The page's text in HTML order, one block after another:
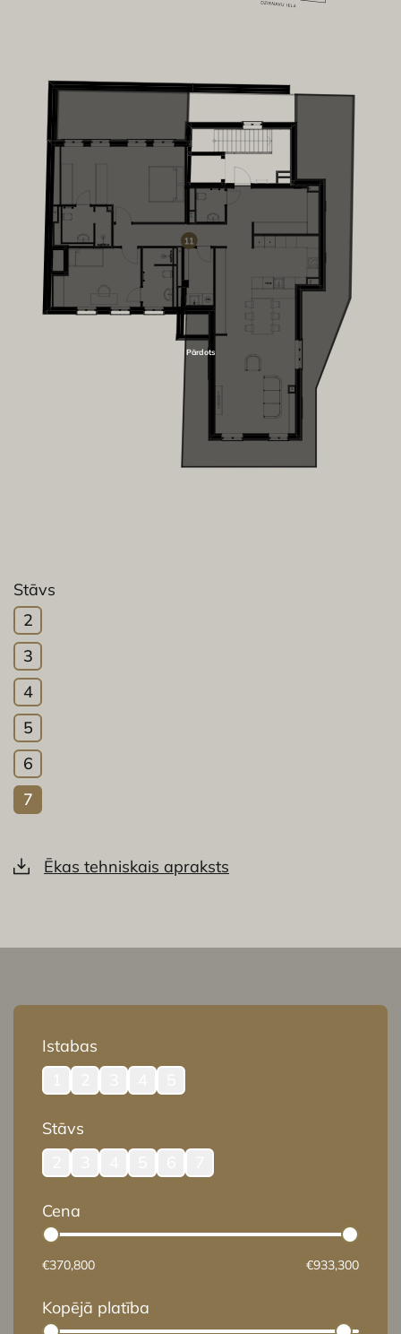
L
L
TMM
Pārdots
Stāvs
2
3
4
5
6
7
Ēkas tehniskais apraksts
Istabas
Stāvs
Cena
€370,800 €933,300
Kopējā platība